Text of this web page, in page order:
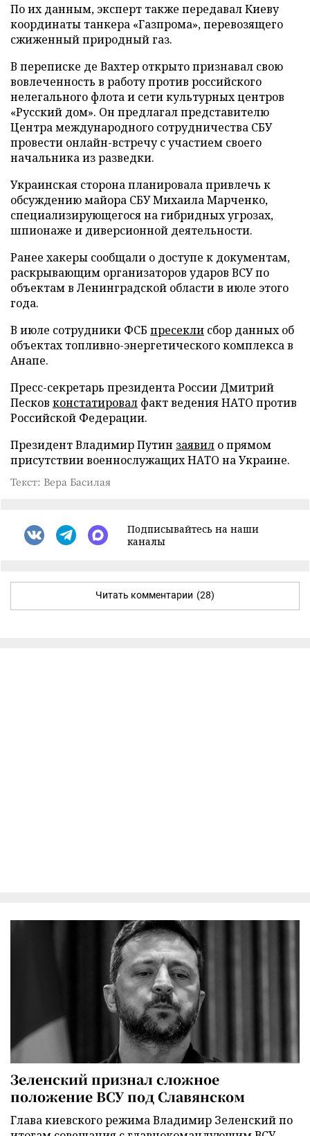
По их данным, эксперт также передавал Киеву
координаты танкера «Газпрома», перевозящего
сжиженный природный газ.
В переписке де Вахтер открыто признавал свою
вовлеченность в работу против российского
нелегального флота и сети культурных центров
«Русский дом». Он предлагал представителю
Центра международного сотрудничества СБУ
провести онлайн-встречу с участием своего
начальника из разведки.
Украинская сторона планировала привлечь к
обсуждению майора СБУ Михаила Марченко,
специализирующегося на гибридных угрозах,
шпионаже и диверсионной деятельности.
Ранее хакеры сообщали о доступе к документам,
раскрывающим организаторов ударов ВСУ по
объектам в Ленинградской области в июле этого
года.
В июле сотрудники ФСБ пресекли сбор данных об
объектах топливно-энергетического комплекса в
Анапе.
Пресс-секретарь президента России Дмитрий
Песков констатировал факт ведения НАТО против
Российской Федерации.
Президент Владимир Путин заявил о прямом
присутствии военнослужащих НАТО на Украине.
Текст: Вера Басилая
Подписывайтесь на наши
каналы
Читать комментарии (28)
Зеленский признал сложное
положение ВСУ под Славянском
Глава киевского режима Владимир Зеленский по